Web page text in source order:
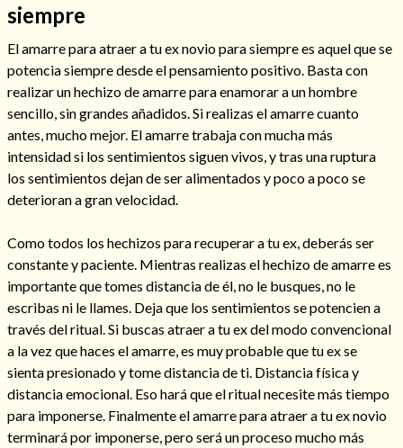
Cómo alejar a la amante de mi esposo
Endulzamiento
siempre
El amarre para atraer a tu ex novio para siempre es aquel que se
potencia siempre desde el pensamiento positivo. Basta con
realizar un hechizo de amarre para enamorar a un hombre
sencillo, sin grandes añadidos. Si realizas el amarre cuanto
antes, mucho mejor. El amarre trabaja con mucha más
intensidad si los sentimientos siguen vivos, y tras una ruptura
los sentimientos dejan de ser alimentados y poco a poco se
deterioran a gran velocidad.
Como todos los hechizos para recuperar a tu ex, deberás ser
constante y paciente. Mientras realizas el hechizo de amarre es
importante que tomes distancia de él, no le busques, no le
escribas ni le llames. Deja que los sentimientos se potencien a
través del ritual. Si buscas atraer a tu ex del modo convencional
a la vez que haces el amarre, es muy probable que tu ex se
sienta presionado y tome distancia de ti. Distancia física y
distancia emocional. Eso hará que el ritual necesite más tiempo
para imponerse. Finalmente el amarre para atraer a tu ex novio
terminará por imponerse, pero será un proceso mucho más